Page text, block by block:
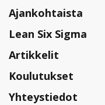
Ajankohtaista
Lean Six Sigma
Artikkelit
Koulutukset
Yhteystiedot